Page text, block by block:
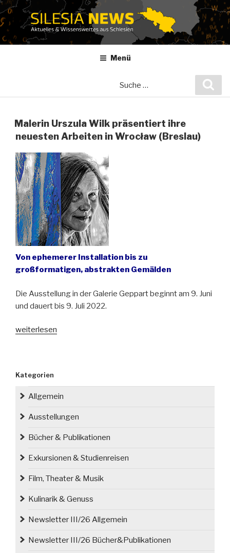
Zum
Inhalt
springen
Menü
Malerin Urszula Wilk präsentiert ihre
neuesten Arbeiten in Wrocław (Breslau)
Von ephemerer Installation bis zu
großformatigen, abstrakten Gemälden
Die Ausstellung in der Galerie Geppart beginnt am 9. Juni
und dauert bis 9. Juli 2022.
„Malerin
ihre
neuesten
in
(Breslau)“
weiterlesen
Kategorien
Allgemein
Ausstellungen
Bücher & Publikationen
Exkursionen & Studienreisen
Film, Theater & Musik
Kulinarik & Genuss
Newsletter III/26 Allgemein
Newsletter III/26 Bücher&Publikationen